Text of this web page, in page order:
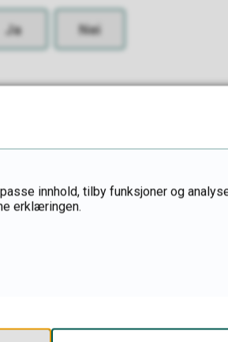
Ja Nei
innhold, tilby funksjoner og
erklæringen.